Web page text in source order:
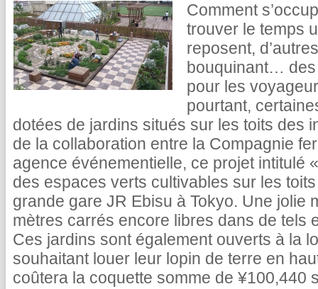
Comment
trouver le temps
reposent,
bouquinant… des
pour les
pourtant,
dotées de jardins situés sur les toits des
de la collaboration entre la Compagnie
agence événementielle, ce projet intitulé
des espaces verts cultivables sur les
grande gare JR Ebisu à Tokyo. Une jolie
mètres carrés encore libres dans de tels
Ces jardins sont également ouverts à la
souhaitant louer leur lopin de terre en
coûtera la coquette somme de ¥100,440